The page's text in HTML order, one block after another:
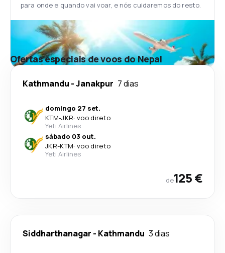
para onde e quando vai voar, e nós cuidaremos do resto.
Ofertas especiais de voos do Nepal
Kathmandu -Janakpur 7 dias
domingo 27 set.
KTM-JKR· voo direto
Yeti Airlines
sábado 03 out.
JKR-KTM· voo direto
Yeti Airlines
de125 €
Siddharthanagar - Kathmandu 3 dias